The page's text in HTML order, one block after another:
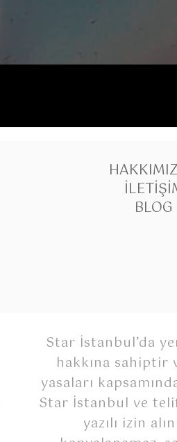
BLOG
Star İstanbul’da
hakkına sahiptir
yasaları
Star İstanbul ve
yazılı izin